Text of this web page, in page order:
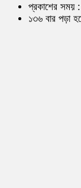
প্রকাশের সময়
১৩৬ বার পড়া